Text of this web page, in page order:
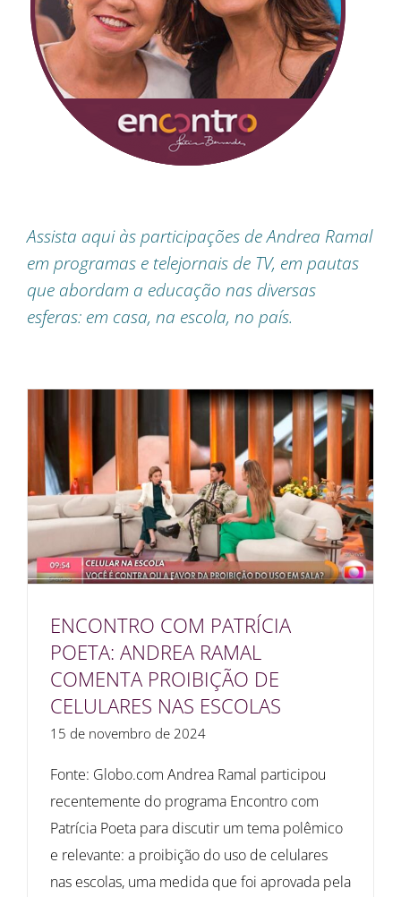
Assista aqui às participações de Andrea Ramal
em programas e telejornais de TV, em pautas
que abordam a educação nas diversas
esferas: em casa, na escola, no país.
ENCONTRO COM PATRÍCIA
POETA: ANDREA RAMAL
COMENTA PROIBIÇÃO DE
CELULARES NAS ESCOLAS
15 de novembro de 2024
Fonte: Globo.com Andrea Ramal participou
recentemente do programa Encontro com
Patrícia Poeta para discutir um tema polêmico
e relevante: a proibição do uso de celulares
nas escolas, uma medida que foi aprovada pela